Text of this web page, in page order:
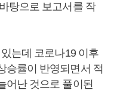
탕으로 보고서를 작
는데 코로나19 이후
승률이 반영되면서 적
어난 것으로 풀이된